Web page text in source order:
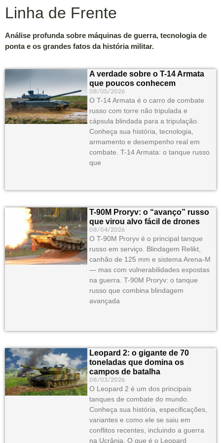
Linha de Frente
Análise profunda sobre máquinas de guerra, tecnologia de
ponta e os grandes fatos da história militar.
A verdade sobre o T-14 Armata
que poucos conhecem
08/05/2026
O T-14 Armata é o carro de combate
russo com torre não tripulada e
cápsula blindada para a tripulação.
Conheça sua história, tecnologia,
armamento e desempenho real em
combate. T-14 Armata: o tanque russo
que
T-90M Proryv: o “avanço” russo
que virou alvo fácil de drones
08/04/2026
O T-90M Proryv é o principal tanque
russo em serviço. Blindagem Relikt,
canhão de 125 mm e sistema Arena-M
— mas com vulnerabilidades expostas
na guerra. T-90M Proryv: o tanque
russo que combina blindagem
avançada
Leopard 2: o gigante de 70
toneladas que domina os
campos de batalha
08/03/2026
O Leopard 2 é um dos principais
tanques de combate do mundo.
Conheça sua história, especificações,
variantes e como ele se saiu em
conflitos recentes, incluindo a guerra
na Ucrânia. O que é o Leopard